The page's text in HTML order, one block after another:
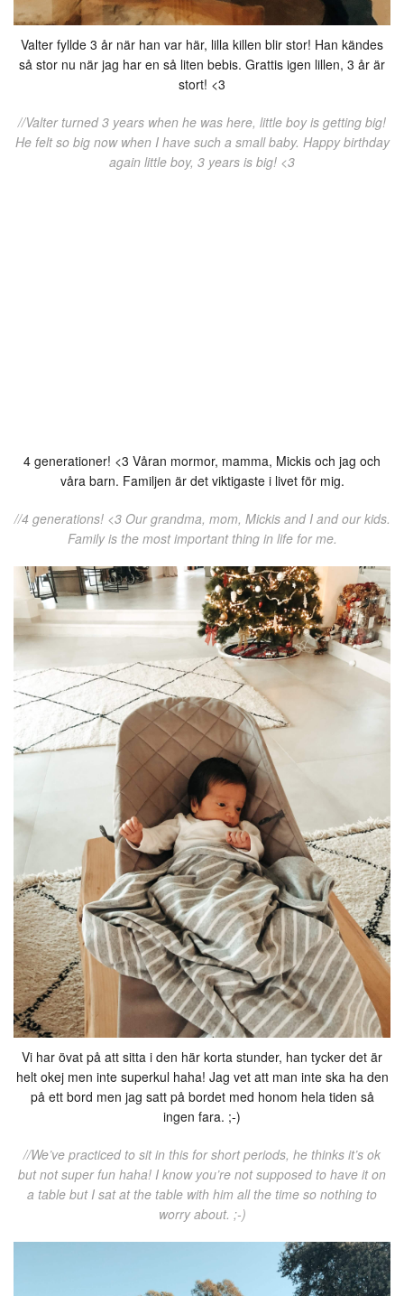
Valter fyllde 3 år när han var här, lilla killen blir stor! Han kändes
så stor nu när jag har en så liten bebis. Grattis igen lillen, 3 år är
stort! <3
//Valter turned 3 years when he was here, little boy is getting big!
He felt so big now when I have such a small baby. Happy birthday
again little boy, 3 years is big! <3
4 generationer! <3 Våran mormor, mamma, Mickis och jag och
våra barn. Familjen är det viktigaste i livet för mig.
//4 generations! <3 Our grandma, mom, Mickis and I and our kids.
Family is the most important thing in life for me.
Vi har övat på att sitta i den här korta stunder, han tycker det är
helt okej men inte superkul haha! Jag vet att man inte ska ha den
på ett bord men jag satt på bordet med honom hela tiden så
ingen fara. ;-)
//We’ve practiced to sit in this for short periods, he thinks it’s ok
but not super fun haha! I know you’re not supposed to have it on
a table but I sat at the table with him all the time so nothing to
worry about. ;-)